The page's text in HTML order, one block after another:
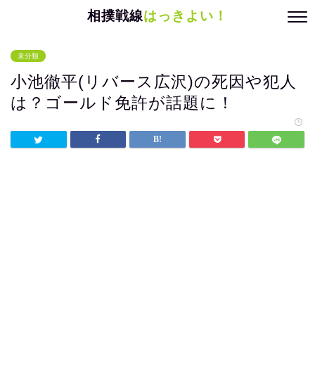
相撲戦線はっきよい！
未分類
小池徹平(リバース広沢)の死因や犯人
は？ゴールド免許が話題に！